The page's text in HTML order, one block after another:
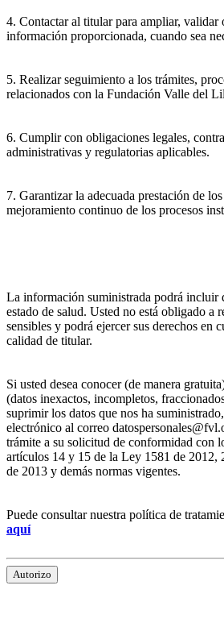
4. Contactar al titular para ampliar, validar
información proporcionada, cuando sea
5. Realizar seguimiento a los trámites,
relacionados con la Fundación Valle del
6. Cumplir con obligaciones legales,
administrativas y regulatorias aplicables.
7. Garantizar la adecuada prestación de
mejoramiento continuo de los procesos
La información suministrada podrá incluir
estado de salud. Usted no está obligado a
sensibles y podrá ejercer sus derechos en
calidad de titular.
Si usted desea conocer (de manera
(datos inexactos, incompletos,
suprimir los datos que nos ha
electrónico al correo
trámite a su solicitud de conformidad con
artículos 14 y 15 de la Ley 1581 de 2012,
de 2013 y demás normas vigentes.
Puede consultar nuestra política de
aquí
Autorizo